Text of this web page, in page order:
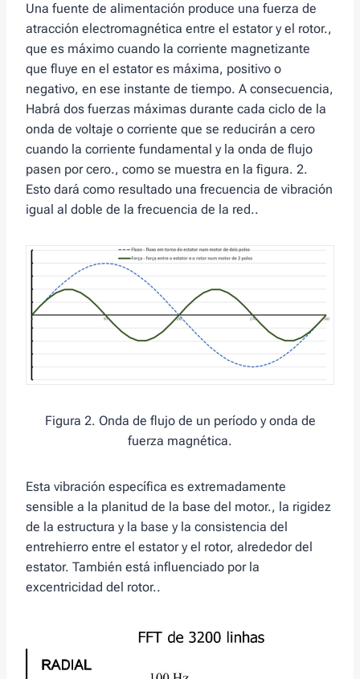
Una fuente de alimentación produce una fuerza de
atracción electromagnética entre el estator y el rotor.,
que es máximo cuando la corriente magnetizante
que fluye en el estator es máxima, positivo o
negativo, en ese instante de tiempo. A consecuencia,
Habrá dos fuerzas máximas durante cada ciclo de la
onda de voltaje o corriente que se reducirán a cero
cuando la corriente fundamental y la onda de flujo
pasen por cero., como se muestra en la figura. 2.
Esto dará como resultado una frecuencia de vibración
igual al doble de la frecuencia de la red..
Figura 2. Onda de flujo de un período y onda de
fuerza magnética.
Esta vibración específica es extremadamente
sensible a la planitud de la base del motor., la rigidez
de la estructura y la base y la consistencia del
entrehierro entre el estator y el rotor, alrededor del
estator. También está influenciado por la
excentricidad del rotor..